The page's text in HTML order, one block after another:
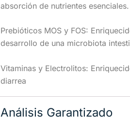
absorción de nutrientes esenciales.
Prebióticos MOS y FOS:
desarrollo de una microbiota
Vitaminas y Electrolitos:
diarrea
Análisis Garantizado